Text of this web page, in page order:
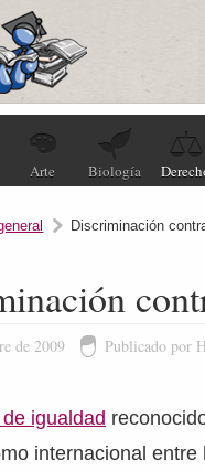
Arte Biología
Discriminación
de 2009 Publicado por
igualdad
internacional